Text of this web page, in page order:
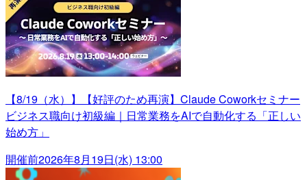
【8/19（水）】【好評のため再演】Claude Coworkセミナー
ビジネス職向け初級編｜日常業務をAIで自動化する「正しい
始め方」
開催前2026年8月19日(水) 13:00